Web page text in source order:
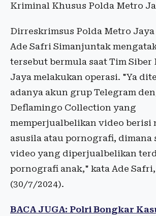
Kriminal Khusus Polda Metro
Dirreskrimsus Polda Metro Jaya
Ade Safri Simanjuntak
tersebut bermula saat Tim Siber
Jaya melakukan operasi. "Ya
adanya akun grup Telegram
Deflamingo Collection yang
memperjualbelikan video berisi
asusila atau pornografi, dimana
video yang diperjualbelikan
pornografi anak," kata Ade Safri,
(30/7/2024).
BACA JUGA: Polri Bongkar